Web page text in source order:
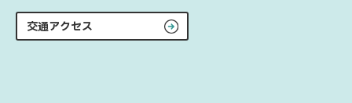
交通アクセス